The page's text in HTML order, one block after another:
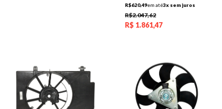
R$620,49em até3x sem juros
R$2.047,62
R$ 1.861,47